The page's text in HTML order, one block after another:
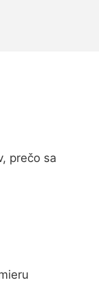
prečo sa